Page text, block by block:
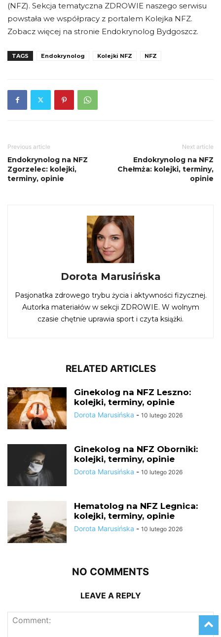
(NFZ). Sekcja tematyczna ZDROWIE naszego serwisu
powstała we współpracy z portalem Kolejka NFZ.
Zobacz więcej na stronie Endokrynolog Bydgoszcz.
TAGS Endokrynolog Kolejki NFZ NFZ
Previous article
Endokrynolog na NFZ
Zgorzelec: kolejki,
terminy, opinie
Next article
Endokrynolog na NFZ
Chełmża: kolejki, terminy,
opinie
Dorota Marusińska
Pasjonatka zdrowego trybu życia i aktywności fizycznej.
Autorka materiałów w sekcji ZDROWIE. W wolnym
czasie chętnie uprawia sport i czyta książki.
RELATED ARTICLES
Ginekolog na NFZ Leszno:
kolejki, terminy, opinie
Dorota Marusińska - 10 lutego 2026
Ginekolog na NFZ Oborniki:
kolejki, terminy, opinie
Dorota Marusińska - 10 lutego 2026
Hematolog na NFZ Legnica:
kolejki, terminy, opinie
Dorota Marusińska - 10 lutego 2026
NO COMMENTS
LEAVE A REPLY